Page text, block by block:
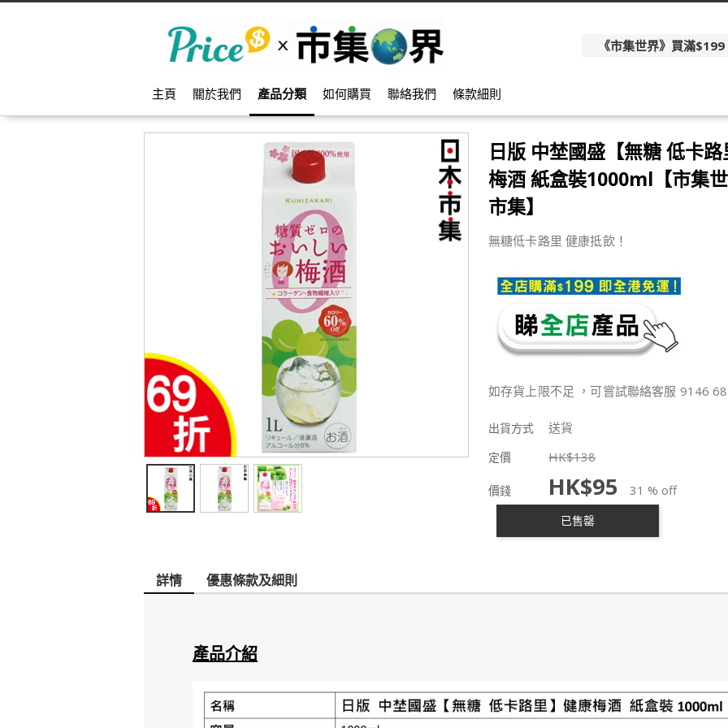
《市集世界》買滿
主頁 關於我們 產品分類 如何購買 聯絡我們 條款細則
日版 中埜國盛【無糖 低卡
梅酒 紙盒裝1000ml【市集
市集】
無糖低卡路里 健康抵飲！
如存貨上限不足 ，可嘗試聯絡客服 9146
出貨方式 送貨
定價 HK$138
價錢 HK$95 31 % off
已售罄
詳情 優惠條款及細則
產品介紹